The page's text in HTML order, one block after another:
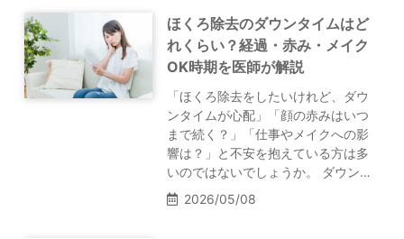
ほくろ除去のダウンタイムはど
れくらい？経過・赤み・メイク
OK時期を医師が解説
「ほくろ除去をしたいけれど、ダウ
ンタイムが心配」「顔の赤みはいつ
まで続く？」「仕事やメイクへの影
響は？」と不安を抱えている方は多
いのではないでしょうか。 ダウン…
2026/05/08